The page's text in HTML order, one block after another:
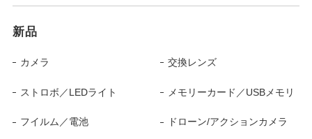
新品
カメラ 交換レンズ
ストロボ／LEDライト メモリーカード／USBメモリ
フイルム／電池 ドローン/アクションカメラ